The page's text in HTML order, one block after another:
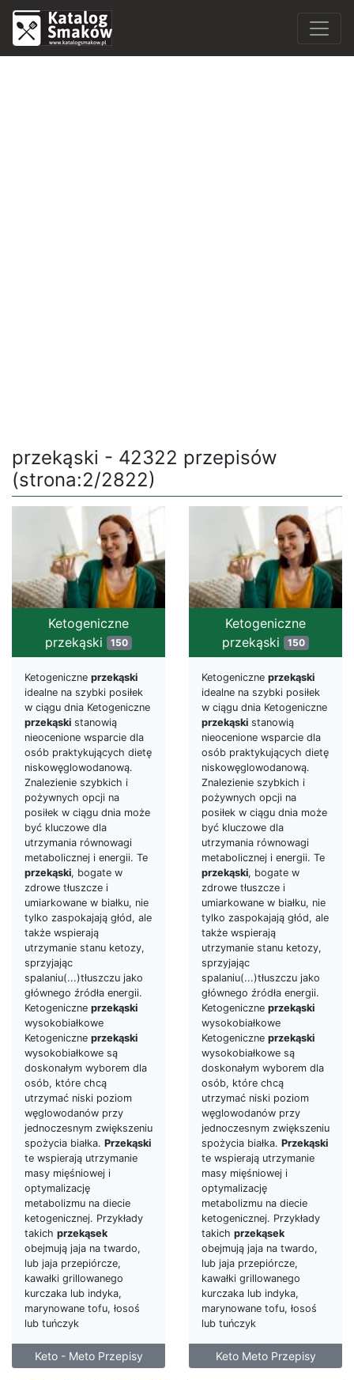
przekąski - 42322 przepisów
(strona:2/2822)
Ketogeniczne
przekąski 150
Ketogeniczne przekąski
idealne na szybki posiłek
w ciągu dnia Ketogeniczne
przekąski stanowią
nieocenione wsparcie dla
osób praktykujących dietę
niskowęglowodanową.
Znalezienie szybkich i
pożywnych opcji na
posiłek w ciągu dnia może
być kluczowe dla
utrzymania równowagi
metabolicznej i energii. Te
przekąski, bogate w
zdrowe tłuszcze i
umiarkowane w białku, nie
tylko zaspokajają głód, ale
także wspierają
utrzymanie stanu ketozy,
sprzyjając
spalaniu(...)tłuszczu jako
głównego źródła energii.
Ketogeniczne przekąski
wysokobiałkowe
Ketogeniczne przekąski
wysokobiałkowe są
doskonałym wyborem dla
osób, które chcą
utrzymać niski poziom
węglowodanów przy
jednoczesnym zwiększeniu
spożycia białka. Przekąski
te wspierają utrzymanie
masy mięśniowej i
optymalizację
metabolizmu na diecie
ketogenicznej. Przykłady
takich przekąsek
obejmują jaja na twardo,
lub jaja przepiórcze,
kawałki grillowanego
kurczaka lub indyka,
marynowane tofu, łosoś
lub tuńczyk
Keto - Meto Przepisy
Ketogeniczne
przekąski 150
Ketogeniczne przekąski
idealne na szybki posiłek
w ciągu dnia Ketogeniczne
przekąski stanowią
nieocenione wsparcie dla
osób praktykujących dietę
niskowęglowodanową.
Znalezienie szybkich i
pożywnych opcji na
posiłek w ciągu dnia może
być kluczowe dla
utrzymania równowagi
metabolicznej i energii. Te
przekąski, bogate w
zdrowe tłuszcze i
umiarkowane w białku, nie
tylko zaspokajają głód, ale
także wspierają
utrzymanie stanu ketozy,
sprzyjając
spalaniu(...)tłuszczu jako
głównego źródła energii.
Ketogeniczne przekąski
wysokobiałkowe
Ketogeniczne przekąski
wysokobiałkowe są
doskonałym wyborem dla
osób, które chcą
utrzymać niski poziom
węglowodanów przy
jednoczesnym zwiększeniu
spożycia białka. Przekąski
te wspierają utrzymanie
masy mięśniowej i
optymalizację
metabolizmu na diecie
ketogenicznej. Przykłady
takich przekąsek
obejmują jaja na twardo,
lub jaja przepiórcze,
kawałki grillowanego
kurczaka lub indyka,
marynowane tofu, łosoś
lub tuńczyk
Keto Meto Przepisy